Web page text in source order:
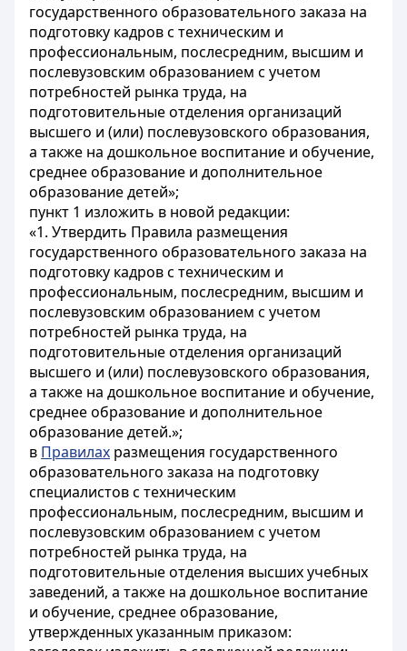
государственного образовательного заказа на
подготовку кадров с техническим и
профессиональным, послесредним, высшим и
послевузовским образованием с учетом
потребностей рынка труда, на
подготовительные отделения организаций
высшего и (или) послевузовского образования,
а также на дошкольное воспитание и обучение,
среднее образование и дополнительное
образование детей»;
пункт 1 изложить в новой редакции:
«1. Утвердить Правила размещения
государственного образовательного заказа на
подготовку кадров с техническим и
профессиональным, послесредним, высшим и
послевузовским образованием с учетом
потребностей рынка труда, на
подготовительные отделения организаций
высшего и (или) послевузовского образования,
а также на дошкольное воспитание и обучение,
среднее образование и дополнительное
образование детей.»;
в Правилах размещения государственного
образовательного заказа на подготовку
специалистов с техническим
профессиональным, послесредним, высшим и
послевузовским образованием с учетом
потребностей рынка труда, на
подготовительные отделения высших учебных
заведений, а также на дошкольное воспитание
и обучение, среднее образование,
утвержденных указанным приказом: